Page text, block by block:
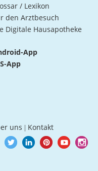
/ Lexikon
den Arztbesuch
Digitale Hausapotheke
App
App
uns Kontakt